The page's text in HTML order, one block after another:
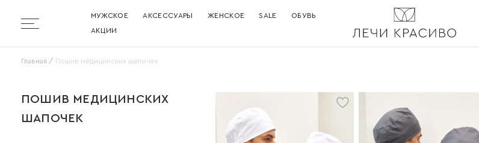
Бургер
МУЖСКОЕ АКСЕССУАРЫ ЖЕНСКОЕ SALE ОБУВЬ
АКЦИИ
Главная Пошив медицинских шапочек
ПОШИВ МЕДИЦИНСКИХ ШАПОЧЕК
ПОШИВ МЕДИЦИНСКИХ
ШАПОЧЕК